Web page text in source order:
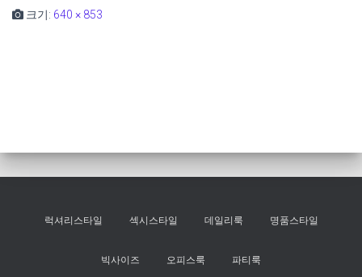
크기: 640 × 853
럭셔리스타일 섹시스타일 데일리룩 명품스타일
빅사이즈 오피스룩 파티룩